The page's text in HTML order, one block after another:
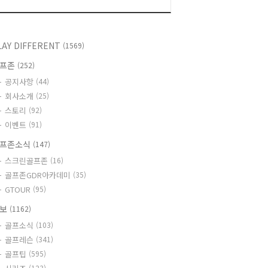
DIFFERENT (1569)
존 (252)
공지사항 (44)
회사소개 (25)
스토리 (92)
이벤트 (91)
존소식 (147)
스크린골프존 (16)
골프존GDR아카데미 (35)
GTOUR (95)
(1162)
골프소식 (103)
골프레슨 (341)
골프팁 (595)